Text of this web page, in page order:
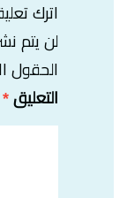
اترك
لن يتم
الحقول
التعليق *